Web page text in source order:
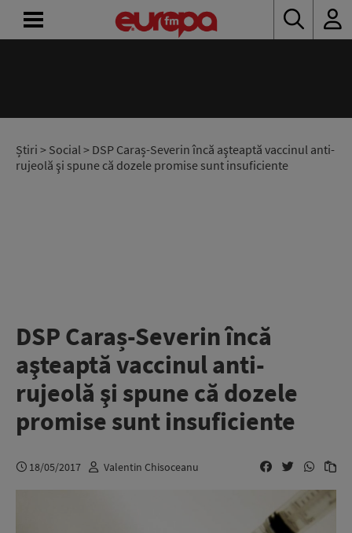
Știri > Social> DSP Caraș-Severin încă aşteaptă vaccinul anti-
rujeolă şi spune că dozele promise sunt insuficiente
DSP Caraș-Severin încă
aşteaptă vaccinul anti-
rujeolă şi spune că dozele
promise sunt insuficiente
18/05/2017 Valentin Chisoceanu
RADIO